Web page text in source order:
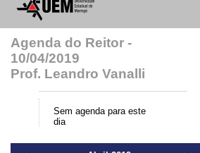
Agenda do Reitor -
10/04/2019
Prof. Leandro Vanalli
Sem agenda para este
dia